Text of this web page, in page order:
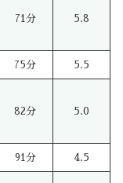
71分 5.8
75分 5.5
82分 5.0
91分 4.5